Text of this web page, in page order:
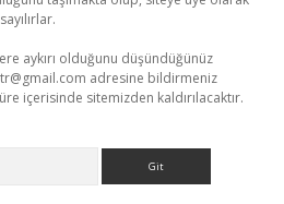
aykırı olduğunu düşündüğünüz
adresine bildirmeniz
içerisinde sitemizden kaldırılacaktır.